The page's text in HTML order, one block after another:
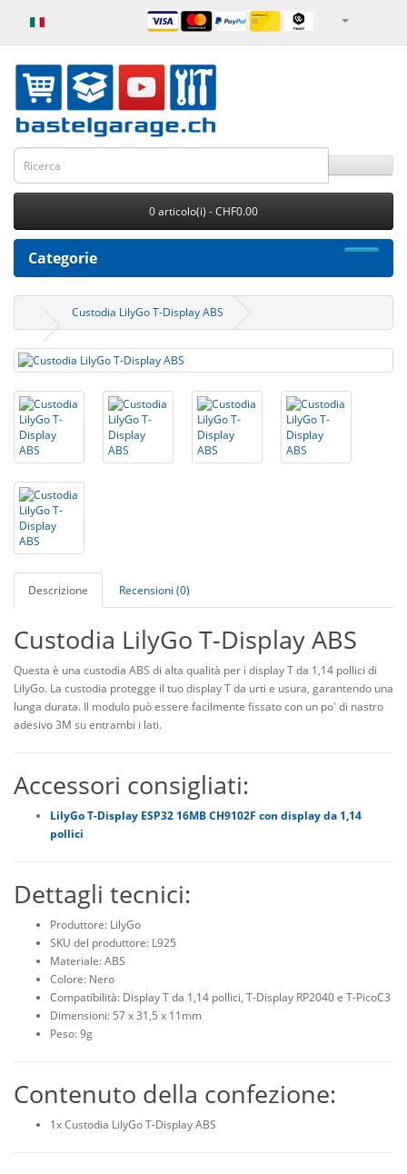
0 articolo(i) - CHF0.00
Categorie
Custodia LilyGo T-Display ABS
Descrizione Recensioni (0)
Custodia LilyGo T-Display ABS
Questa è una custodia ABS di alta qualità per i display T da 1,14 pollici di
LilyGo. La custodia protegge il tuo display T da urti e usura, garantendo una
lunga durata. Il modulo può essere facilmente fissato con un po' di nastro
adesivo 3M su entrambi i lati.
Accessori consigliati:
LilyGo T-Display ESP32 16MB CH9102F con display da 1,14
pollici
Dettagli tecnici:
Produttore: LilyGo
SKU del produttore: L925
Materiale: ABS
Colore: Nero
Compatibilità: Display T da 1,14 pollici, T-Display RP2040 e T-PicoC3
Dimensioni: 57 x 31,5 x 11mm
Peso: 9g
Contenuto della confezione:
1x Custodia LilyGo T-Display ABS